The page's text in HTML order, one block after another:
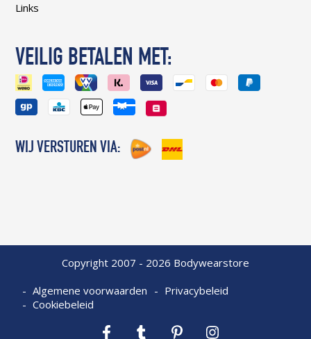
Links
VEILIG BETALEN MET:
WIJ VERSTUREN VIA:
Copyright 2007 - 2026 Bodywearstore
Algemene voorwaarden
Privacybeleid
Cookiebeleid
Facebook Tumblr Pinterest